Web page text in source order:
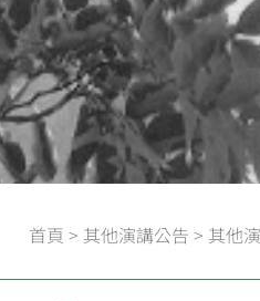
首頁 > 其他演講公告 > 其他